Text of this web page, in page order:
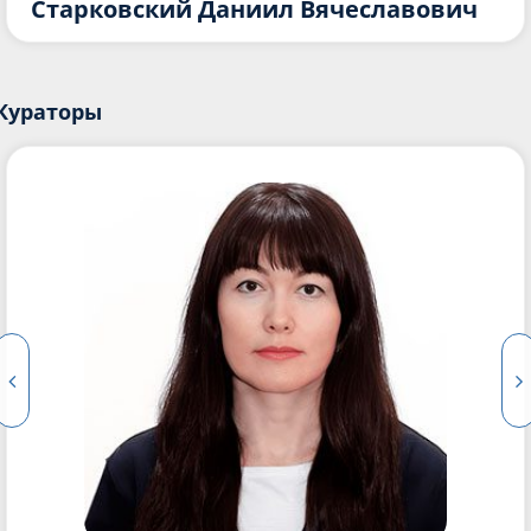
Старковский Даниил Вячеславович